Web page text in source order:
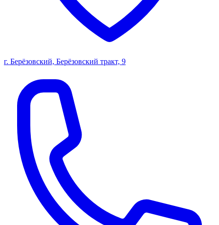
г. Берёзовский, Берёзовский тракт, 9